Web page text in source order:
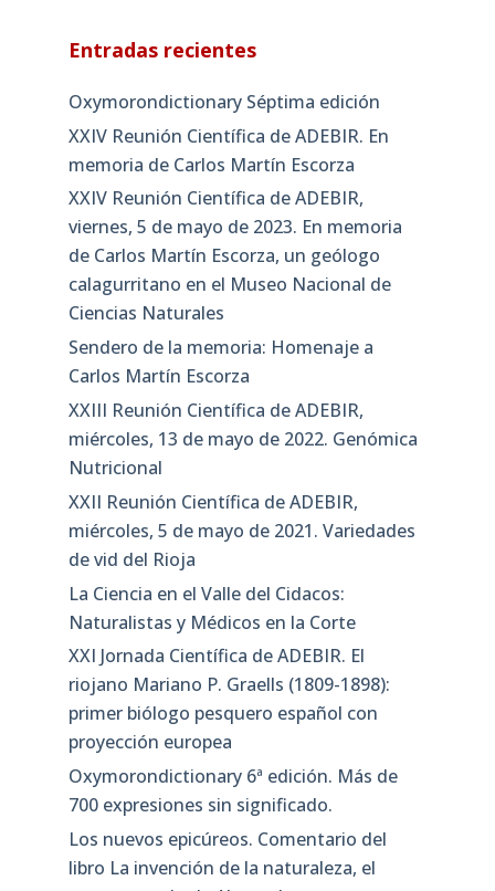
Entradas recientes
Oxymorondictionary Séptima edición
XXIV Reunión Científica de ADEBIR. En
memoria de Carlos Martín Escorza
XXIV Reunión Científica de ADEBIR,
viernes, 5 de mayo de 2023. En memoria
de Carlos Martín Escorza, un geólogo
calagurritano en el Museo Nacional de
Ciencias Naturales
Sendero de la memoria: Homenaje a
Carlos Martín Escorza
XXIII Reunión Científica de ADEBIR,
miércoles, 13 de mayo de 2022. Genómica
Nutricional
XXII Reunión Científica de ADEBIR,
miércoles, 5 de mayo de 2021. Variedades
de vid del Rioja
La Ciencia en el Valle del Cidacos:
Naturalistas y Médicos en la Corte
XXI Jornada Científica de ADEBIR. El
riojano Mariano P. Graells (1809-1898):
primer biólogo pesquero español con
proyección europea
Oxymorondictionary 6ª edición. Más de
700 expresiones sin significado.
Los nuevos epicúreos. Comentario del
libro La invención de la naturaleza, el